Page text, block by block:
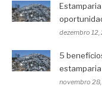
dezembro
5
estamparia
novembro